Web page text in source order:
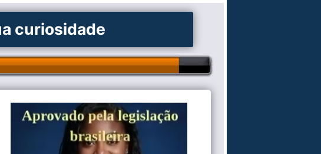
curiosidade